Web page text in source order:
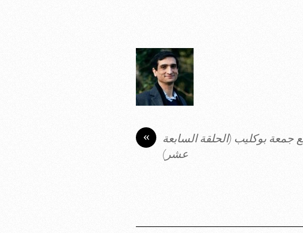
«
بوكليب (الحلقة السابعة
عشر)